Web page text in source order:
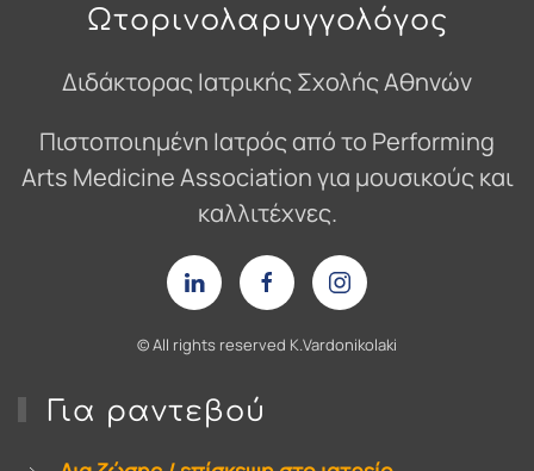
Ωτορινολαρυγγολόγος
Διδάκτορας Ιατρικής Σχολής Αθηνών
Πιστοποιημένη Ιατρός από το Performing
Arts Medicine Association για μουσικούς και
καλλιτέχνες.
© Αll rights reserved Κ.Vardonikolaki
Για ραντεβού